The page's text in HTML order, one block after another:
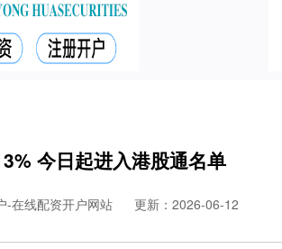
今日起进入港股通名单
-在线配资开户网站
更新：2026-06-12